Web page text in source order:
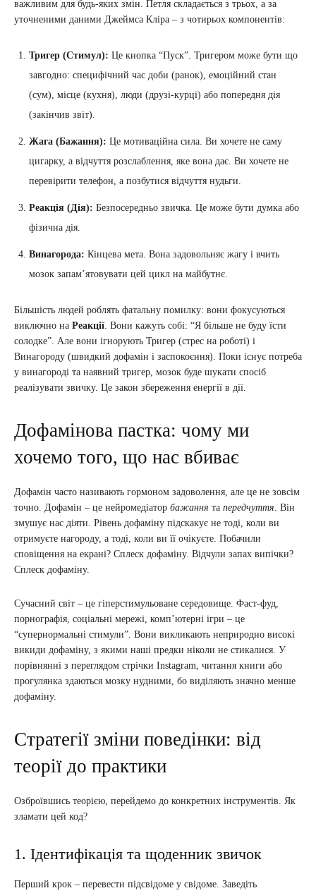
важливим для будь-яких змін. Петля складається з трьох, а за
уточненими даними Джеймса Кліра – з чотирьох компонентів:
Тригер (Стимул): Це кнопка “Пуск”. Тригером може бути що
завгодно: специфічний час доби (ранок), емоційний стан
(сум), місце (кухня), люди (друзі-курці) або попередня дія
(закінчив звіт).
Жага (Бажання): Це мотиваційна сила. Ви хочете не саму
цигарку, а відчуття розслаблення, яке вона дає. Ви хочете не
перевірити телефон, а позбутися відчуття нудьги.
Реакція (Дія): Безпосередньо звичка. Це може бути думка або
фізична дія.
Винагорода: Кінцева мета. Вона задовольняє жагу і вчить
мозок запам’ятовувати цей цикл на майбутнє.
Більшість людей роблять фатальну помилку: вони фокусуються
виключно на Реакції . Вони кажуть собі: “Я більше не буду їсти
солодке”. Але вони ігнорують Тригер (стрес на роботі) і
Винагороду (швидкий дофамін і заспокоєння). Поки існує потреба
у винагороді та наявний тригер, мозок буде шукати спосіб
реалізувати звичку. Це закон збереження енергії в дії.
Дофамінова пастка: чому ми
хочемо того, що нас вбиває
Дофамін часто називають гормоном задоволення, але це не зовсім
точно. Дофамін – це нейромедіатор бажання та передчуття . Він
змушує нас діяти. Рівень дофаміну підскакує не тоді, коли ви
отримуєте нагороду, а тоді, коли ви її очікуєте. Побачили
сповіщення на екрані? Сплеск дофаміну. Відчули запах випічки?
Сплеск дофаміну.
Сучасний світ – це гіперстимульоване середовище. Фаст-фуд,
порнографія, соціальні мережі, комп’ютерні ігри – це
“супернормальні стимули”. Вони викликають неприродно високі
викиди дофаміну, з якими наші предки ніколи не стикалися. У
порівнянні з переглядом стрічки Instagram, читання книги або
прогулянка здаються мозку нудними, бо виділяють значно менше
дофаміну.
Стратегії зміни поведінки: від
теорії до практики
Озброївшись теорією, перейдемо до конкретних інструментів. Як
зламати цей код?
1. Ідентифікація та щоденник звичок
Перший крок – перевести підсвідоме у свідоме. Заведіть